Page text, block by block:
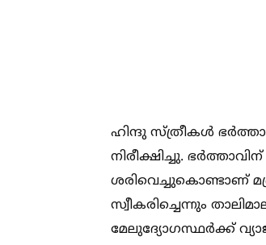
ഹിന്ദു സ്ത്രീകള്‍ ഭര്‍ത്താവ്
നിരീക്ഷിച്ചു.
ശരിവെച്ചുകൊണ്ടാണ്
സ്വീകരിച്ചെന്നും
മേലുദ്യോഗസ്ഥർക്ക്